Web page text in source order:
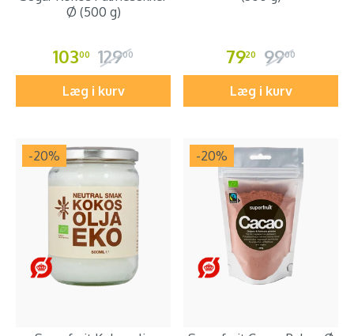
Ø (500 g)
10300 12900
Læg i kurv
7920 9900
Læg i kurv
-20% -20%